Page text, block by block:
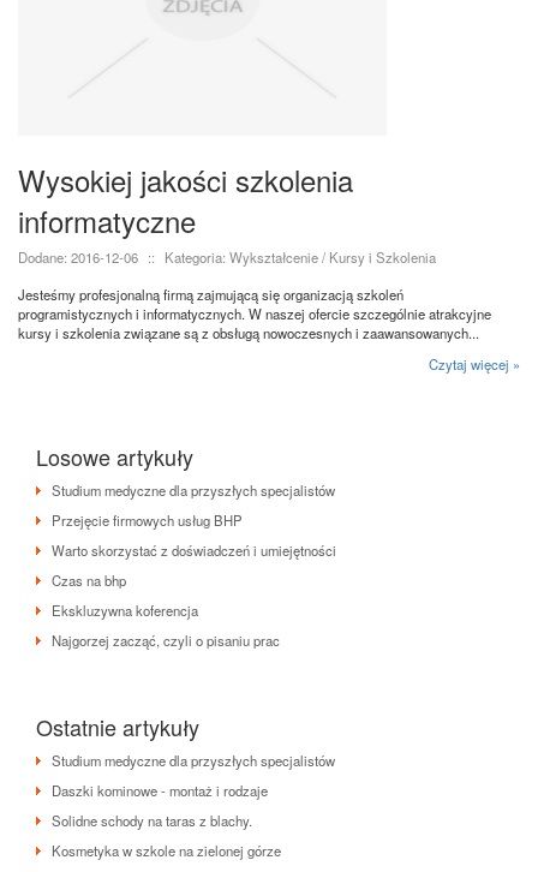
Wysokiej jakości szkolenia
informatyczne
Dodane: 2016-12-06 ::
Kategoria: Wykształcenie / Kursy i Szkolenia
Jesteśmy profesjonalną firmą zajmującą się organizacją szkoleń
programistycznych i informatycznych. W naszej ofercie szczególnie atrakcyjne
kursy i szkolenia związane są z obsługą nowoczesnych i zaawansowanych...
Czytaj więcej »
Losowe artykuły
Studium medyczne dla przyszłych specjalistów
Przejęcie firmowych usług BHP
Warto skorzystać z doświadczeń i umiejętności
Czas na bhp
Ekskluzywna koferencja
Najgorzej zacząć, czyli o pisaniu prac
Ostatnie artykuły
Studium medyczne dla przyszłych specjalistów
Daszki kominowe - montaż i rodzaje
Solidne schody na taras z blachy.
Kosmetyka w szkole na zielonej górze